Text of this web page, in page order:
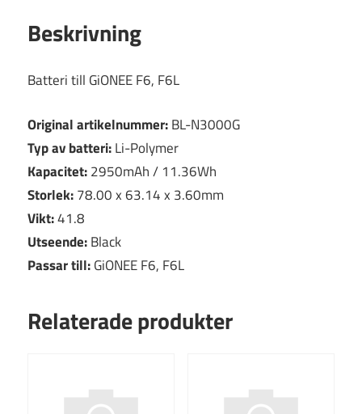
Beskrivning
Batteri till GiONEE F6, F6L
Original artikelnummer:BL-N3000G
Typ av batteri:Li-Polymer
Kapacitet:2950mAh / 11.36Wh
Storlek:78.00 x 63.14 x 3.60mm
Vikt:41.8
Utseende:Black
Passar till:GiONEE F6, F6L
Relaterade produkter